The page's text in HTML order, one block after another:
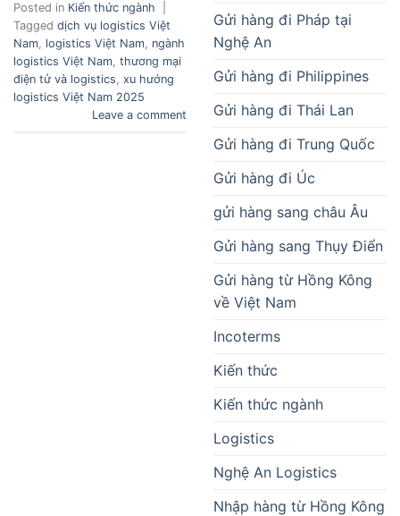
Posted in Kiến thức ngành
Tagged dịch vụ logistics Việt
Nam, logistics Việt Nam, ngành
logistics Việt Nam, thương mại
điện tử và logistics, xu hướng
logistics Việt Nam 2025
Leave a comment
Gửi hàng đi Pháp tại
Nghệ An
Gửi hàng đi Philippines
Gửi hàng đi Thái Lan
Gửi hàng đi Trung Quốc
Gửi hàng đi Úc
gửi hàng sang châu Âu
Gửi hàng sang Thụy Điển
Gửi hàng từ Hồng Kông
về Việt Nam
Incoterms
Kiến thức
Kiến thức ngành
Logistics
Nghệ An Logistics
Nhập hàng từ Hồng Kông